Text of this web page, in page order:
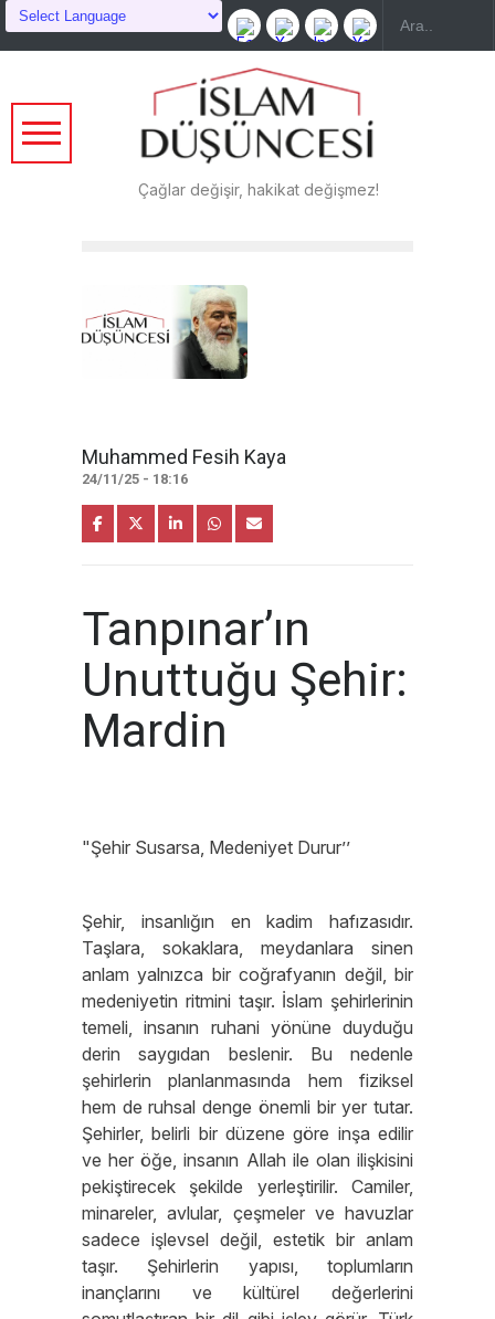
Çağlar değişir, hakikat değişmez!
Muhammed Fesih Kaya
24/11/25 - 18:16
Tanpınar’ın
Unuttuğu Şehir:
Mardin
"Şehir Susarsa, Medeniyet Durur’’
Şehir, insanlığın en kadim hafızasıdır.
Taşlara, sokaklara, meydanlara sinen
anlam yalnızca bir coğrafyanın değil, bir
medeniyetin ritmini taşır. İslam şehirlerinin
temeli, insanın ruhani yönüne duyduğu
derin saygıdan beslenir. Bu nedenle
şehirlerin planlanmasında hem fiziksel
hem de ruhsal denge önemli bir yer tutar.
Şehirler, belirli bir düzene göre inşa edilir
ve her öğe, insanın Allah ile olan ilişkisini
pekiştirecek şekilde yerleştirilir. Camiler,
minareler, avlular, çeşmeler ve havuzlar
sadece işlevsel değil, estetik bir anlam
taşır. Şehirlerin yapısı, toplumların
inançlarını ve kültürel değerlerini